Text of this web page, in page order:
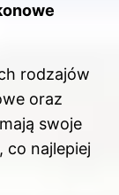
rodzajów
oraz
swoje
co najlepiej